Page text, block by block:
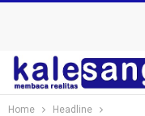
Home Headline